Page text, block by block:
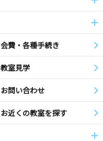
会費・各種手続き
教室見学
お問い合わせ
お近くの教室を探す